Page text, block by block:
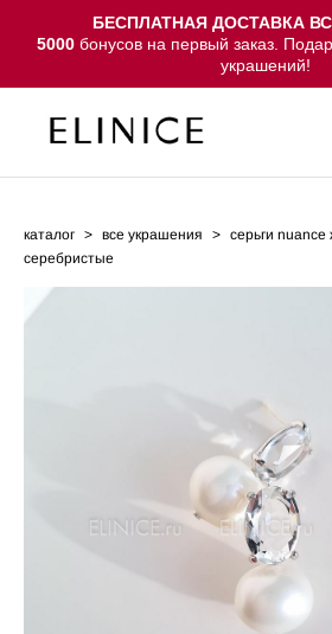
БЕСПЛАТНАЯ ДОСТАВКА
5000 бонусов на первый заказ.
украшений!
каталог > все украшения > серьги
серебристые